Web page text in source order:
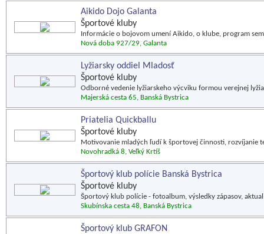
Aikido Dojo Galanta
Športové kluby
Informácie o bojovom umení Aikido, o klube, program
Nová doba 927/29, Galanta
Lyžiarsky oddiel Mladosť
Športové kluby
Odborné vedenie lyžiarskeho výcviku formou verejnej
Majerská cesta 65, Banská Bystrica
Priatelia Quickballu
Športové kluby
Motivovanie mladých ľudí k športovej činnosti, rozvíjanie
Novohradká 8, Veľký Krtíš
Športový klub polície Banská Bystrica
Športové kluby
Športový klub polície - fotoalbum, výsledky zápasov,
Skubínska cesta 48, Banská Bystrica
Športový klub GRAFON